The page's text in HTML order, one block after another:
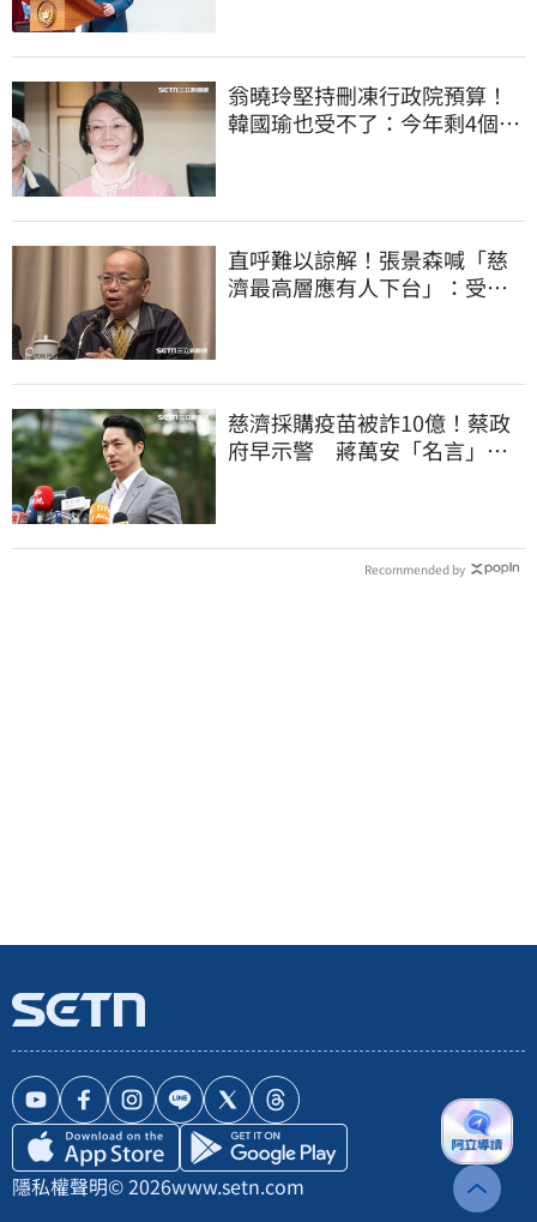
翁曉玲堅持刪凍行政院預算！
韓國瑜也受不了：今年剩4個月
直呼難以諒解！張景森喊「慈
濟最高層應有人下台」：受害
慈濟採購疫苗被詐10億！蔡政
府早示警 蔣萬安「名言」翻
Recommended by
隱私權聲明© 2026www.setn.com